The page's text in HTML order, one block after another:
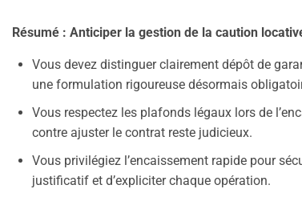
Résumé : Anticiper la gestion de la caution
Vous devez distinguer clairement dépôt de
une formulation rigoureuse désormais
Vous respectez les plafonds légaux lors de
contre ajuster le contrat reste judicieux.
Vous privilégiez l’encaissement rapide pour
justificatif et d’expliciter chaque opération.